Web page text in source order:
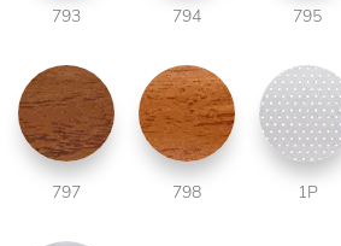
793 794 795
797 798 1P